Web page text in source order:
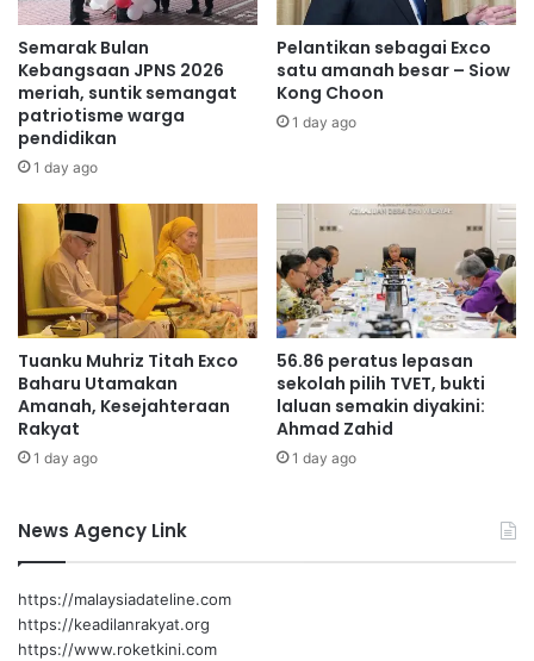
a
a
S
A
R
A
C
h
a
t
s
a
m
b
u
t
n
p
e
n
d
u
d
u
k
L
u
k
C
i
n
a
Semarak Bulan
Kebangsaan JPNS 2026
meriah, suntik semangat
patriotisme warga
pendidikan
1 day ago
Pelantikan sebagai Exco
satu amanah besar – Siow
Kong Choon
1 day ago
Tuanku Muhriz Titah Exco
Baharu Utamakan
Amanah, Kesejahteraan
Rakyat
1 day ago
56.86 peratus lepasan
sekolah pilih TVET, bukti
laluan semakin diyakini:
Ahmad Zahid
1 day ago
News Agency Link
https://malaysiadateline.com
https://keadilanrakyat.org
https://www.roketkini.com